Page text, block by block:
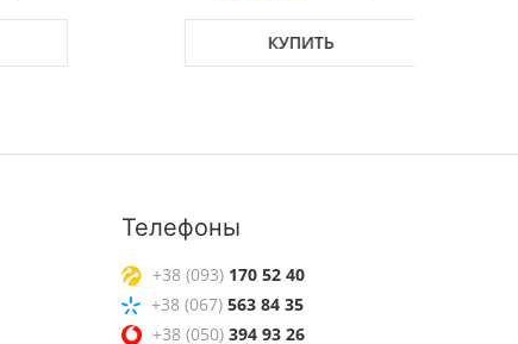
КУПИТЬ
Телефоны
+38 (093) 170 52 40
+38 (067) 563 84 35
+38 (050) 394 93 26